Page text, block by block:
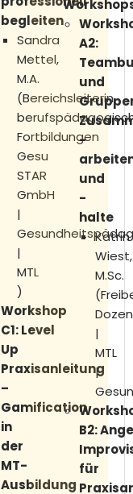
begleiten
Sandra
Mettel,
M.A.
(Bereichsleiterin
Fortbildungen
Gesu
STAR
GmbH
|
|
MTL
)
Workshop
C1: Level
Up
Praxisanleitung
–
Gamification
in
der
MT-
Ausbildung
A2:
und
-
und
-
halte
Katrin
Wiest,
M.Sc.
|
MTL
|
B2:
für